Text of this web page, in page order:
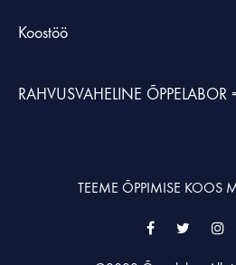
Koostöö
RAHVUSVAHELINE ÕPPELABOR
TEEME ÕPPIMISE KOOS
FacebookTwitter